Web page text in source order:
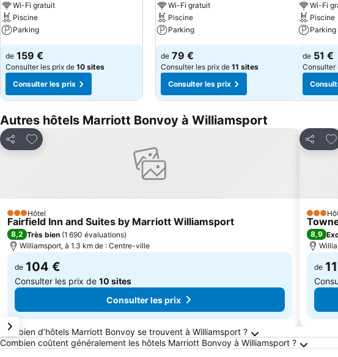
Wi-Fi gratuit
Piscine
Parking
de 159 €
Consulter les prix de 10 sites
Consulter les prix
Wi-Fi gratuit
Piscine
Parking
de 79 €
Consulter les prix de 11 sites
Consulter les prix
Wi-Fi
Piscine
Parking
de 51 €
Consulter
Autres hôtels Marriott Bonvoy à Williamsport
Partager
Ajouter à mes favoris
3 Étoiles
Hôtel
Fairfield Inn and Suites by Marriott Williamsport
8,2 Très bien (1 690 évaluations)
Williamsport, à 1.3 km de : Centre-ville
de 104 €
Consulter les prix de 10 sites
Consulter les prix
3
8,9
de
Questions fréquemment posées au sujet de Williamsport
Combien d’hôtels Marriott Bonvoy se trouvent à Williamsport ?
Combien coûtent généralement les hôtels Marriott Bonvoy à Williamsport ?